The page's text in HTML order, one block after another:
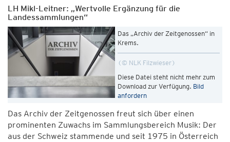
LH Mikl-Leitner: „Wertvolle Ergänzung für die
Landessammlungen“
Das „Archiv der Zeitgenossen“ in
Krems.
© NLK Filzwieser
Diese Datei steht nicht mehr zum
Download zur Verfügung. Bild
anfordern
Das Archiv der Zeitgenossen freut sich über einen
prominenten Zuwachs im Sammlungsbereich Musik: Der
aus der Schweiz stammende und seit 1975 in Österreich